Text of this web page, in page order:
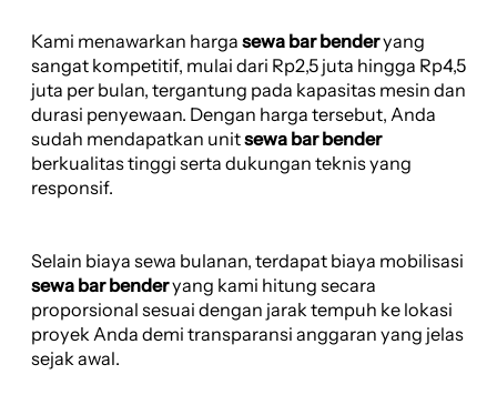
Kami menawarkan harga sewa bar benderyang
sangat kompetitif, mulai dari Rp2,5 juta hingga Rp4,5
juta per bulan, tergantung pada kapasitas mesin dan
durasi penyewaan. Dengan harga tersebut, Anda
sudah mendapatkan unitsewa bar bender
berkualitas tinggi serta dukungan teknis yang
responsif.
Selain biaya sewa bulanan, terdapat biaya mobilisasi
sewa bar benderyang kami hitung secara
proporsional sesuai dengan jarak tempuh ke lokasi
proyek Anda demi transparansi anggaran yang jelas
sejak awal.